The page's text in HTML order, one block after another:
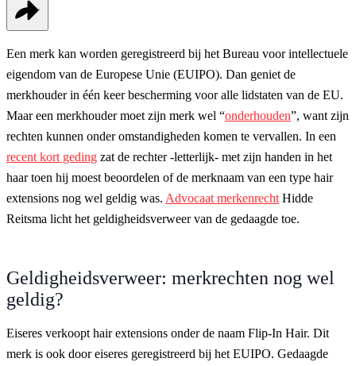
Een merk kan worden geregistreerd bij het Bureau voor intellectuele
eigendom van de Europese Unie (EUIPO). Dan geniet de
merkhouder in één keer bescherming voor alle lidstaten van de EU.
Maar een merkhouder moet zijn merk wel “onderhouden”, want zijn
rechten kunnen onder omstandigheden komen te vervallen. In een
recent kort geding zat de rechter -letterlijk- met zijn handen in het
haar toen hij moest beoordelen of de merknaam van een type hair
extensions nog wel geldig was. Advocaat merkenrecht Hidde
Reitsma licht het geldigheidsverweer van de gedaagde toe.
Geldigheidsverweer: merkrechten nog wel
geldig?
Eiseres verkoopt hair extensions onder de naam Flip-In Hair. Dit
merk is ook door eiseres geregistreerd bij het EUIPO. Gedaagde